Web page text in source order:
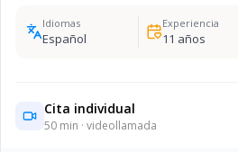
Idiomas
Español
Experiencia
11 años
Cita individual
50 min · videollamada